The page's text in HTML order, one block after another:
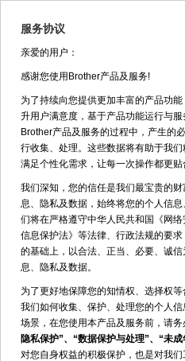
MFC-9350CDW
耗材
墨粉盒
废粉仓
服务协议
亲爱的用户：
感谢您使用Brother产品及服务!
为了持续向您提供更加丰富的产品功
升用户满意度，基于产品功能运行与
Brother产品及服务的过程中，产生的
行收集、处理。这些数据将有助于我
满足个性化需求，让每一次操作都更贴
我们深知，您的信任是我们最宝贵的
息、隐私及数据，始终将您的个人信
们将在严格遵守中华人民共和国《网
信息保护法》等法律、行政法规的要
的基础上，以合法、正当、必要、诚
息、隐私及数据。
为了更好地保障您的知情权、选择权
我们如何收集、保护、处理您的个人
场景，在您使用本产品及服务前，请
隐私保护”、“数据保护与处理”、“未
对您自身权益的积极保护，也是对我们